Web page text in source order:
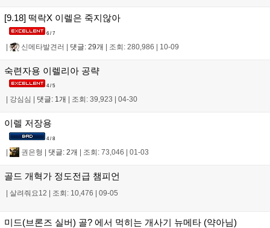
[9.18] 떡락X 이렐은 죽지않아
6 / 7
| 신메타발견러 | 댓글: 29개 | 조회: 280,986 | 10-09
숙련자용 이렐리아 공략
4 / 5
강심심 댓글: 1개 조회: 39,923 04-30
이렐 저장용
4 / 8
| 권은형 | 댓글: 2개 | 조회: 73,046 | 01-03
골드 개혁가 정도전급 챔피언
| 살려줘요12 | 조회: 10,476 | 09-05
미드(브론즈 실버) 골? 에서 먹히는 개사기 뉴메타 (약아님)